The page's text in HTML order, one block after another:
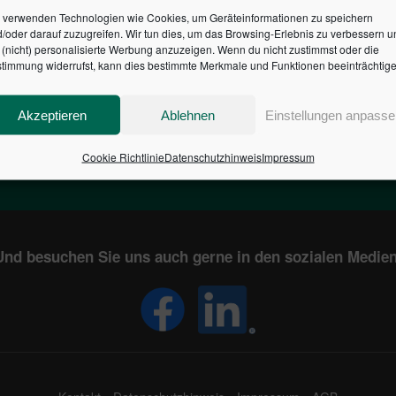
verwenden Technologien wie Cookies, um Geräteinformationen zu speichern
oder darauf zuzugreifen. Wir tun dies, um das Browsing-Erlebnis zu verbessern
personalisierte Werbung anzuzeigen. Wenn du nicht zustimmst oder die
widerrufst, kann dies bestimmte Merkmale und Funktionen
Akzeptieren Ablehnen Einstellungen
Cookie RichtlinieDatenschutzhinweisImpressum
DES BUNDES DER
€
IN DEUTSCHLAND
besuchen Sie uns auch gerne in den sozialen